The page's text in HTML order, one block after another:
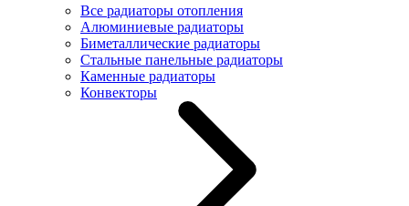
Все радиаторы отопления
Алюминиевые радиаторы
Биметаллические радиаторы
Стальные панельные радиаторы
Каменные радиаторы
Конвекторы